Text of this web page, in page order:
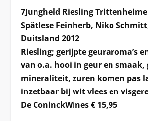
7Jungheld Riesling
Spätlese Feinherb, Niko
Duitsland 2012
Riesling; gerijpte geuraroma’s
van o.a. hooi in geur en smaak,
mineraliteit, zuren komen pas
inzetbaar bij wit vlees en
De ConinckWines € 15,95